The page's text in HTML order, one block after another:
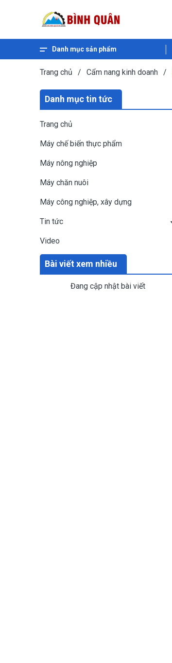
Danh mục sản phẩm
Trang chủ / Cẩm nang kinh doanh /
Danh mục tin tức
Trang chủ
Máy chế biến thực phẩm
Máy nông nghiệp
Máy chăn nuôi
Máy công nghiệp, xây dựng
Tin tức
Video
Bài viết xem nhiều
Đang cập nhật bài viết